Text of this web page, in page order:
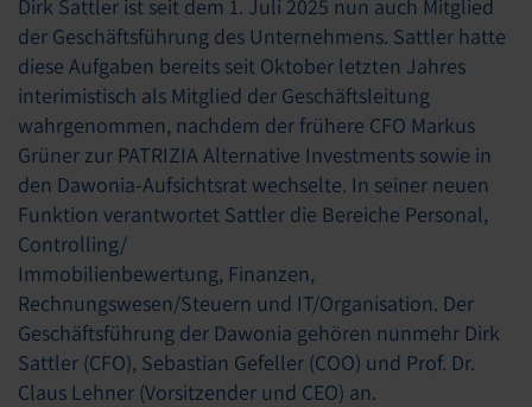
Dirk Sattler ist seit dem 1. Juli 2025 nun auch Mitglied
der Geschäftsführung des Unternehmens. Sattler hatte
diese Aufgaben bereits seit Oktober letzten Jahres
interimistisch als Mitglied der Geschäftsleitung
wahrgenommen, nachdem der frühere CFO Markus
Grüner zur PATRIZIA Alternative Investments sowie in
den Dawonia-Aufsichtsrat wechselte. In seiner neuen
Funktion verantwortet Sattler die Bereiche Personal,
Controlling/
Immobilienbewertung, Finanzen,
Rechnungswesen/Steuern und IT/Organisation. Der
Geschäftsführung der Dawonia gehören nunmehr Dirk
Sattler (CFO), Sebastian Gefeller (COO) und Prof. Dr.
Claus Lehner (Vorsitzender und CEO) an.